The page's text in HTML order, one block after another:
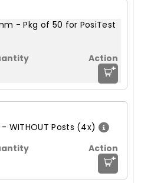
- Pkg of 50 for PosiTest
+
WITHOUT Posts (4x)
+